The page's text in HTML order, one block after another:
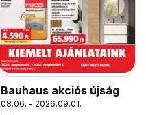
Bauhaus akciós újság
08.06. - 2026.09.01.